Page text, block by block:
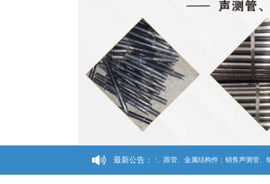
最新公告：
声测管、注浆管、钢花管、超前小导管、跟管、金属结构件；销售声测管、钢花管